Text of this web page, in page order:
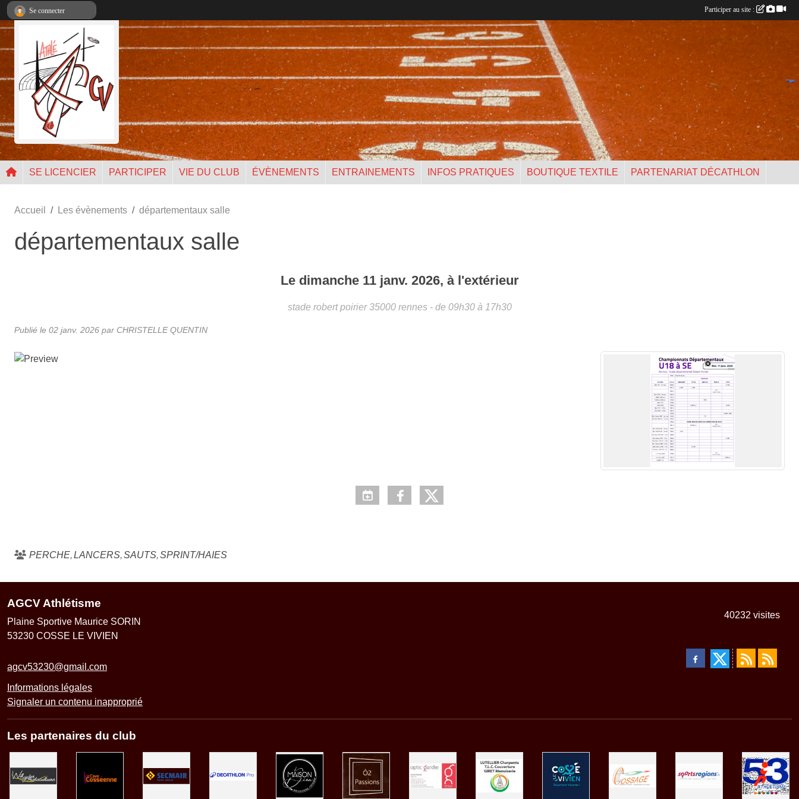
SE LICENCIER PARTICIPER VIE DU CLUB ÉVÈNEMENTS ENTRAINEMENTS INFOS PRATIQUES BOUTIQUE TEXTILE PARTENARIAT DÉCATHLON
Accueil Les évènements départementaux salle
départementaux salle
Le dimanche 11 janv. 2026, à l'extérieur
stade robert poirier 35000 rennes - de 09h30 à 17h30
Publié le 02 janv. 2026 par CHRISTELLE QUENTIN
PERCHE LANCERS SAUTS SPRINT/HAIES
AGCV Athlétisme
Plaine Sportive Maurice SORIN
53230 COSSE LE VIVIEN
agcv53230@gmail.com
Informations légales
Signaler un contenu inapproprié
40232 visites
Les partenaires du club
Se connecter Participer au site :
Panneau de gestion des cookies